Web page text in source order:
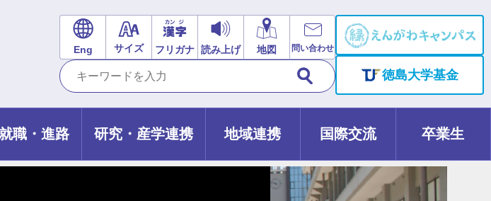
Eng サイズ フリガナ 読み上げ 地図 問い合わせ
徳島大学基金
職・進路 研究・産学連携 地域連携 国際交流 卒業生